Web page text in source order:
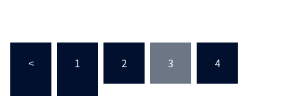
Posts
< 1 2 3 4